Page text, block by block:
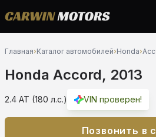
Главная›Каталог автомобилей›Honda›
Honda Accord, 2013
2.4 AT (180 л.с.) VIN проверен!
Позвонить в